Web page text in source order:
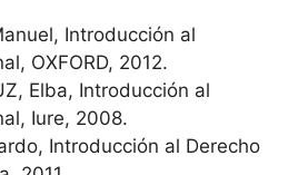
Introducción al
OXFORD, 2012.
Elba, Introducción al
Iure, 2008.
Introducción al Derecho